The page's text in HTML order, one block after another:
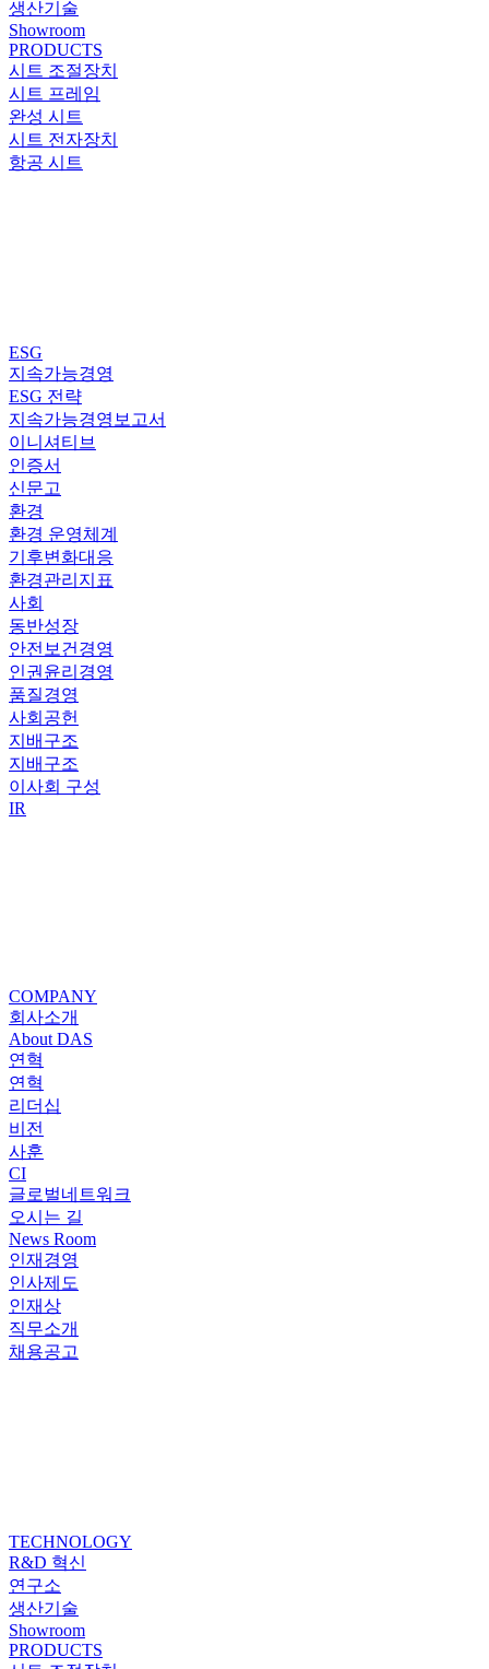
생산기술
Showroom
PRODUCTS
시트 조절장치
시트 프레임
완성 시트
시트 전자장치
항공 시트
ESG
지속가능경영
ESG 전략
지속가능경영보고서
이니셔티브
인증서
신문고
환경
환경 운영체계
기후변화대응
환경관리지표
사회
동반성장
안전보건경영
인권윤리경영
품질경영
사회공헌
지배구조
지배구조
이사회 구성
IR
COMPANY
회사소개
About DAS
연혁
연혁
리더십
비전
사훈
CI
글로벌네트워크
오시는 길
News Room
인재경영
인사제도
인재상
직무소개
채용공고
TECHNOLOGY
R&D 혁신
연구소
생산기술
Showroom
PRODUCTS